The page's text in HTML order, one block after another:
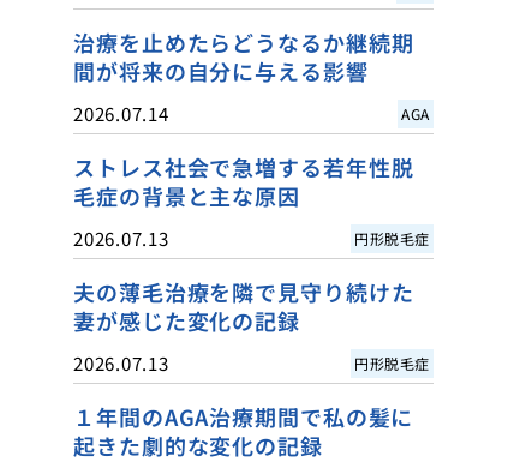
治療を止めたらどうなるか継続期
間が将来の自分に与える影響
2026.07.14 AGA
ストレス社会で急増する若年性脱
毛症の背景と主な原因
2026.07.13 円形脱毛症
夫の薄毛治療を隣で見守り続けた
妻が感じた変化の記録
2026.07.13 円形脱毛症
１年間のAGA治療期間で私の髪に
起きた劇的な変化の記録